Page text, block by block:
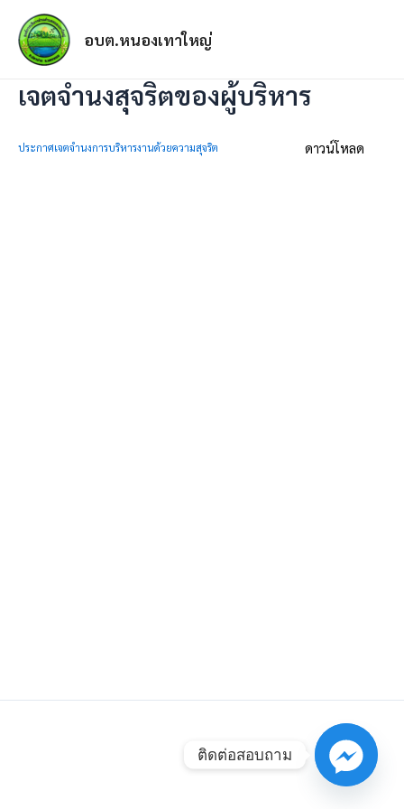
อบต.หนองเทาใหญ่
เจตจำนงสุจริตของผู้บริหาร
ประกาศเจตจำนงการบริหารงานด้วยความสุจริต ดาวน์โหลด
ติดต่อสอบถาม